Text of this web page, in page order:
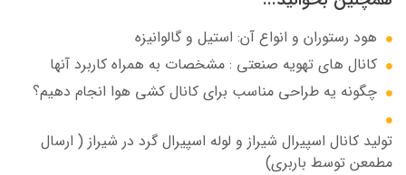
هود رستوران و انواع آن: استيل و گالوانيزه
کانال های تهویه صنعتی : مشخصات به همراه كاربرد آنها
چگونه يه طراحي مناسب براي كانال كشي هوا انجام دهيم؟
توليد كانال اسپيرال شيراز و لوله اسپيرال گرد در شيراز ( ارسال
مطمعن توسط باربري)